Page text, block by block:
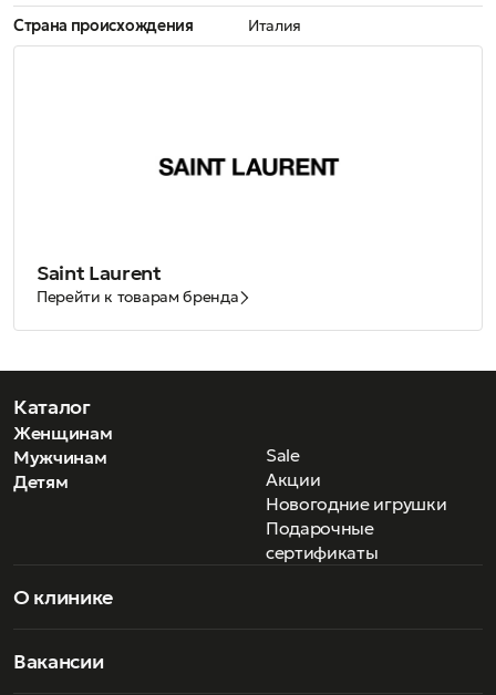
Страна происхождения
Италия
Saint Laurent
Перейти к товарам бренда
Каталог
Женщинам
Мужчинам
Детям
Sale
Акции
Новогодние игрушки
Подарочные
сертификаты
О клинике
Вакансии